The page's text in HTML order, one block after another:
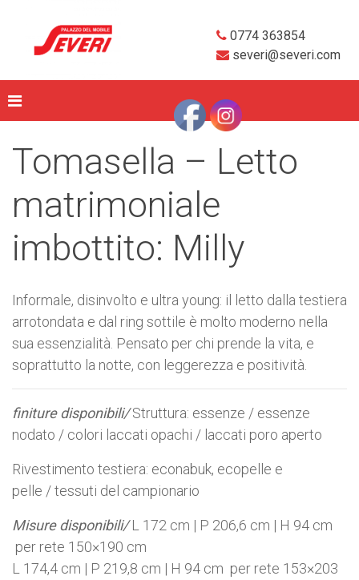
0774 363854
severi@severi.com
Tomasella – Letto
matrimoniale
imbottito: Milly
Informale, disinvolto e ultra young: il letto dalla testiera
arrotondata e dal ring sottile è molto moderno nella
sua essenzialità. Pensato per chi prende la vita, e
soprattutto la notte, con leggerezza e positività.
finiture disponibili/Struttura: essenze / essenze
nodato / colori laccati opachi / laccati poro aperto
Rivestimento testiera: econabuk, ecopelle e
pelle / tessuti del campionario
Misure disponibili/L 172 cm | P 206,6 cm | H 94 cm
per rete 150×190 cm
L 174,4 cm | P 219,8 cm | H 94 cm per rete 153×203